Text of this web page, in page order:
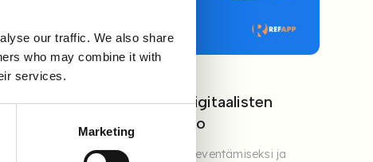
our traffic. We also share
who may combine it with
services.
Marketing
ARTIKKELIT
menestykseen: Digitaalisten
käyttöönotto
Lab Notes: Taktiikat vastarinnan lieventämiseksi ja